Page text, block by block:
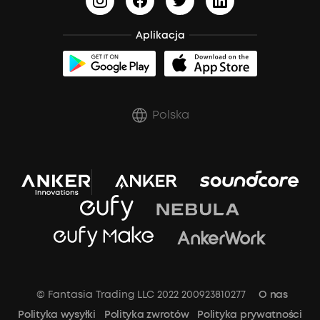
Anuluj zamówienie
Aplikacja
Polska
© Fantasia Trading LLC 2022 200923810277
O nas
Polityka wysyłki
Polityka zwrotów
Polityka prywatności